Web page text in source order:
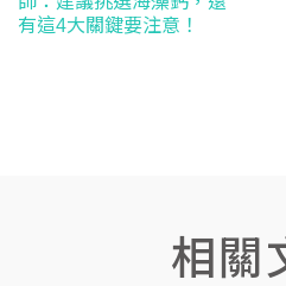
有這4大關鍵要注意！
相關